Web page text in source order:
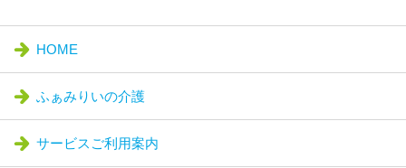
HOME
ふぁみりいの介護
サービスご利用案内